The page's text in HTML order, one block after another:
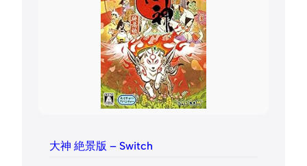
大神 絶景版 – Switch